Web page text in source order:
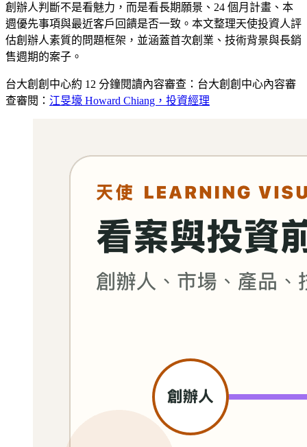
創辦人判斷不是看魅力，而是看長期願景、24 個月計畫、本
週優先事項與最近客戶回饋是否一致。本文整理天使投資人評
估創辦人素質的問題框架，並涵蓋首次創業、技術背景與長銷
售週期的案子。
台大創創中心約 12 分鐘閱讀內容審查： 台大創創中心內容審
查審閱： 江旻壕 Howard Chiang，投資經理